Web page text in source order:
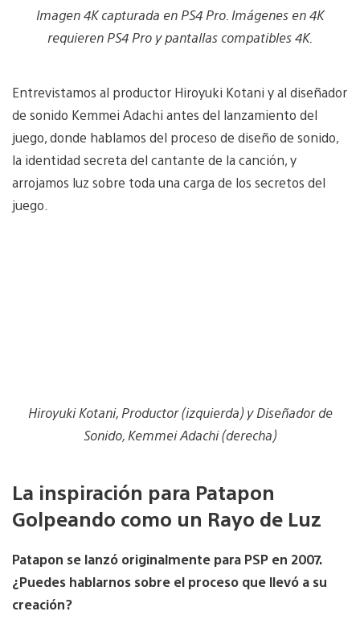
Imagen 4K capturada en PS4 Pro. Imágenes en 4K
requieren PS4 Pro y pantallas compatibles 4K.
Entrevistamos al productor Hiroyuki Kotani y al diseñador
de sonido Kemmei Adachi antes del lanzamiento del
juego, donde hablamos del proceso de diseño de sonido,
la identidad secreta del cantante de la canción, y
arrojamos luz sobre toda una carga de los secretos del
juego.
Hiroyuki Kotani, Productor (izquierda) y Diseñador de
Sonido, Kemmei Adachi (derecha)
La inspiración para Patapon
Golpeando como un Rayo de Luz
Patapon se lanzó originalmente para PSP en 2007.
¿Puedes hablarnos sobre el proceso que llevó a su
creación?